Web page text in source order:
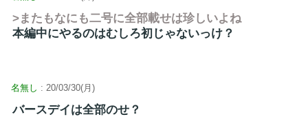
>またもなにも二号に全部載せは珍しいよね
本編中にやるのはむしろ初じゃないっけ？
名無し : 20/03/30(月)
バースデイは全部のせ？